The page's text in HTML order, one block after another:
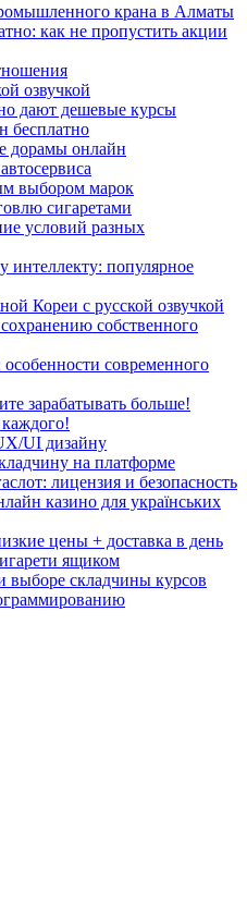
крана в Алматы
как не пропустить акции
озвучкой
дают дешевые курсы
бесплатно
дорамы онлайн
выбором марок
сигаретами
условий разных
интеллекту: популярное
Кореи с русской озвучкой
собственного
современного
зарабатывать больше!
UI дизайну
на платформе
лицензия и безопасность
казино для українських
цены + доставка в день
ящиком
выборе складчины курсов